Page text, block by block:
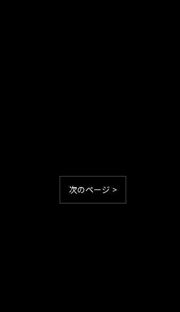
次のページ >